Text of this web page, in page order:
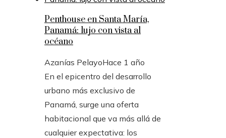
Penthouse en Santa María,
Panamá: lujo con vista al
océano
Azanías PelayoHace 1 año
En el epicentro del desarrollo
urbano más exclusivo de
Panamá, surge una oferta
habitacional que va más allá de
cualquier expectativa: los